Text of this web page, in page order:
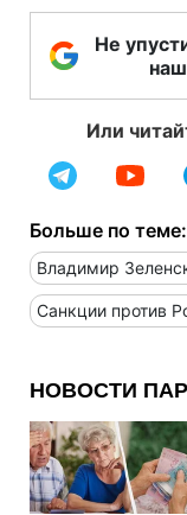
Не
Или
Больше по теме:
Владимир
Санкции против